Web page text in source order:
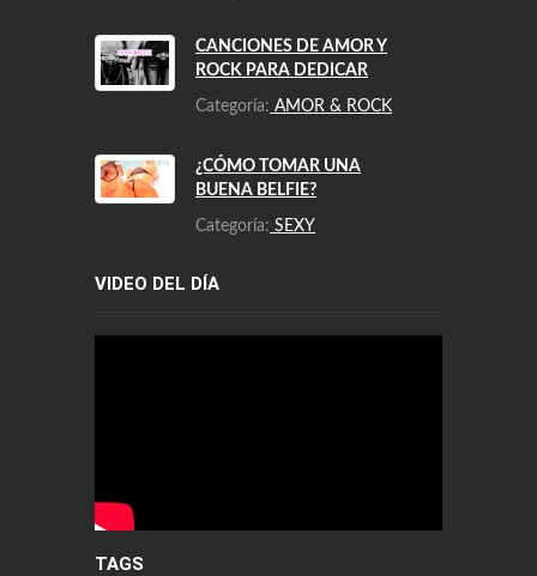
CANCIONES DE AMOR Y
ROCK PARA DEDICAR
Categoría: AMOR & ROCK
¿CÓMO TOMAR UNA
BUENA BELFIE?
Categoría: SEXY
VIDEO DEL DÍA
TAGS